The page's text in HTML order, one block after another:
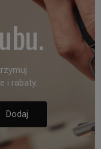
i rabaty.